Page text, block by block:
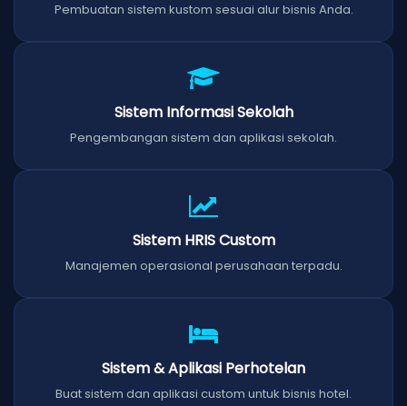
Pembuatan sistem kustom sesuai alur bisnis Anda.
Sistem Informasi Sekolah
Pengembangan sistem dan aplikasi sekolah.
Sistem HRIS Custom
Manajemen operasional perusahaan terpadu.
Sistem & Aplikasi Perhotelan
Buat sistem dan aplikasi custom untuk bisnis hotel.